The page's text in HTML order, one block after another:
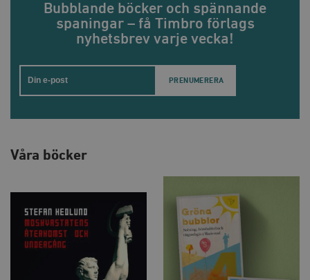
Bubblande böcker och spännande
spaningar – få Timbro förlags
nyhetsbrev varje vecka!
Email
Våra böcker